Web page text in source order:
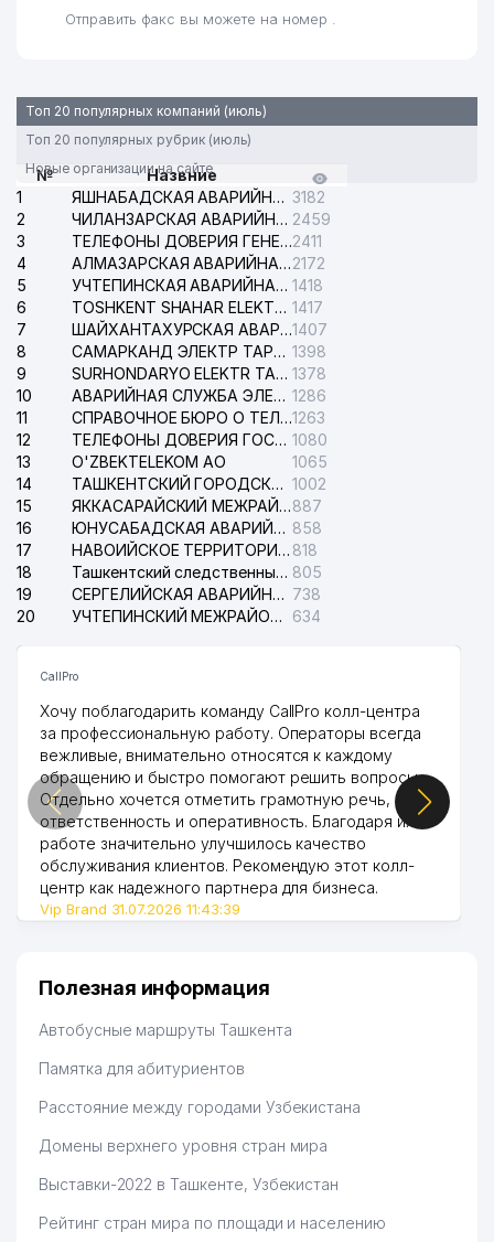
Отправить факс вы можете на номер .
Топ 20 популярных компаний (июль)
Топ 20 популярных рубрик (июль)
Новые организации на сайте
№
Назвние
1
ЯШНАБАДСКАЯ АВАРИЙНАЯ СЛУЖБА ЭЛЕКТРОСЕТИ 3182
2
ЧИЛАНЗАРСКАЯ АВАРИЙНАЯ СЛУЖБА ЭЛЕКТРОСЕТИ 2459
3
ТЕЛЕФОНЫ ДОВЕРИЯ ГЕНЕРАЛЬНОЙ ПРОКУРАТУРЫ РЕСПУБЛИКИ УЗБЕКИСТАН2411
4
АЛМАЗАРСКАЯ АВАРИЙНАЯ СЛУЖБА ЭЛЕКТРОСЕТИ2172
5
УЧТЕПИНСКАЯ АВАРИЙНАЯ СЛУЖБА ЭЛЕКТРОСЕТИ 1418
6
TOSHKENT SHAHAR ELEKTR TARMOQLARI KORXONASI АО 1417
7
ШАЙХАНТАХУРСКАЯ АВАРИЙНАЯ СЛУЖБА ЭЛЕКТРОСЕТИ1407
8
САМАРКАНД ЭЛЕКТР ТАРМОКЛАРИ АО 1398
9
SURHONDARYO ELEKTR TARMOKLARI АО 1378
10
АВАРИЙНАЯ СЛУЖБА ЭЛЕКТРОСЕТИ ТАШКЕНТСКОГО РАЙОНА 1286
11
СПРАВОЧНОЕ БЮРО О ТЕЛЕФОНАХ ОРГАНИЗАЦИЙ г. ТАШКЕНТА1263
12
ТЕЛЕФОНЫ ДОВЕРИЯ ГОСУДАРСТВЕННОГО ЦЕНТРА ТЕСТИРОВАНИЯ 1080
13
O'ZBEKTELEKOM АО
1065
14
ТАШКЕНТСКИЙ ГОРОДСКОЙ СУД ПО ГРАЖДАНСКИМ ДЕЛАМ 1002
15
ЯККАСАРАЙСКИЙ МЕЖРАЙОННЫЙ СУД ПО ГРАЖДАНСКИМ ДЕЛАМ887
16
ЮНУСАБАДСКАЯ АВАРИЙНАЯ СЛУЖБА ЭЛЕКТРОСЕТИ 858
17
НАВОИЙСКОЕ ТЕРРИТОРИАЛЬНОЕ ПРЕДПРИЯТИЕ ЭЛЕКТРОСЕТИ АО 818
18
Ташкентский следственный изолятор 805
19
СЕРГЕЛИЙСКАЯ АВАРИЙНАЯ СЛУЖБА ЭЛЕКТРОСЕТИ 738
20
УЧТЕПИНСКИЙ МЕЖРАЙОННЫЙ СУД ПО ГРАЖДАНСКИМ ДЕЛАМ 634
CallPro
Хочу поблагодарить команду CallPro колл-центра
за профессиональную работу. Операторы всегда
вежливые, внимательно относятся к каждому
обращению и быстро помогают решить вопросы.
Отдельно хочется отметить грамотную речь,
ответственность и оперативность. Благодаря их
работе значительно улучшилось качество
обслуживания клиентов. Рекомендую этот колл-
центр как надежного партнера для бизнеса.
Vip Brand 31.07.2026 11:43:39
Полезная информация
Автобусные маршруты Ташкента
Памятка для абитуриентов
Расстояние между городами Узбекистана
Домены верхнего уровня стран мира
Выставки-2022 в Ташкенте, Узбекистан
Рейтинг стран мира по площади и населению